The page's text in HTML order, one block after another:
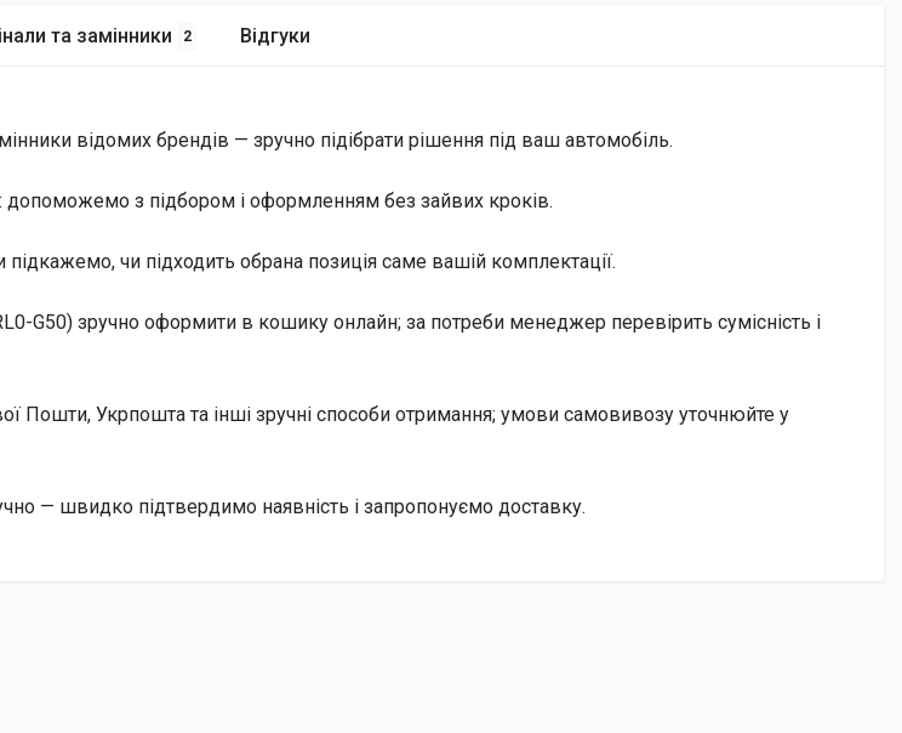
та замінники 2 Відгуки
відомих брендів — зручно підібрати рішення під ваш автомобіль.
з підбором і оформленням без зайвих кроків.
чи підходить обрана позиція саме вашій комплектації.
G50) зручно оформити в кошику онлайн; за потреби менеджер перевірить сумісність і
Пошти, Укрпошта та інші зручні способи отримання; умови самовивозу уточнюйте у
— швидко підтвердимо наявність і запропонуємо доставку.